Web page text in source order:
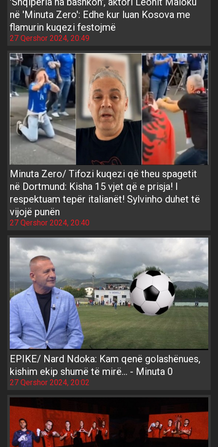
në 'Minuta Zero': Edhe kur luan Kosova me
flamurin kuqezi festojmë
27 Qershor 2024, 20:49
Minuta Zero/ Tifozi kuqezi që theu spagetit
në Dortmund: Kisha 15 vjet që e prisja! I
respektuam tepër italianët! Sylvinho duhet të
vijojë punën
27 Qershor 2024, 20:40
EPIKE/ Nard Ndoka: Kam qenë golashënues,
kishim ekip shumë të mirë... - Minuta 0
27 Qershor 2024, 20:02